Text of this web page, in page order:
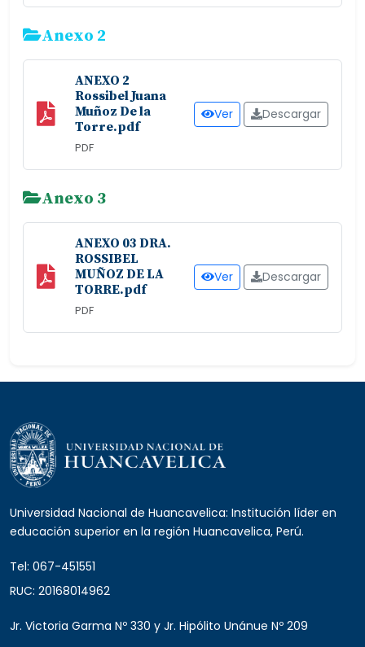
Anexo 2
ANEXO 2
Rossibel Juana
Muñoz De la
Torre.pdf
PDF
Ver Descargar
Anexo 3
ANEXO 03 DRA.
ROSSIBEL
MUÑOZ DE LA
TORRE.pdf
PDF
Ver Descargar
Universidad Nacional de Huancavelica: Institución líder en
educación superior en la región Huancavelica, Perú.
Tel: 067-451551
RUC: 20168014962
Jr. Victoria Garma Nº 330 y Jr. Hipólito Unánue Nº 209